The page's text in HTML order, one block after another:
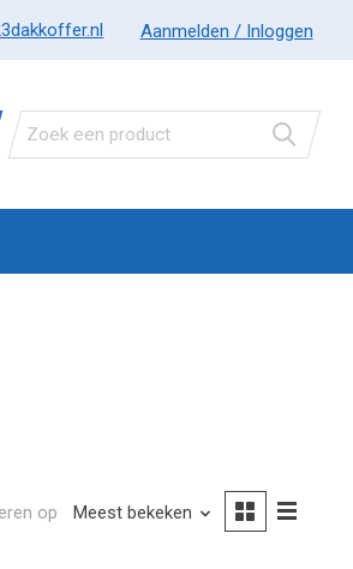
Aanmelden / Inloggen
op Meest bekeken